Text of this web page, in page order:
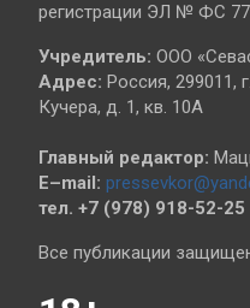
регистрации ЭЛ № ФС
Учредитель: ООО
Адрес: Россия, 299011,
Кучера, д. 1, кв. 10А
Главный редактор:
E–mail:
тел. +7 (978) 918-52-25
Все публикации